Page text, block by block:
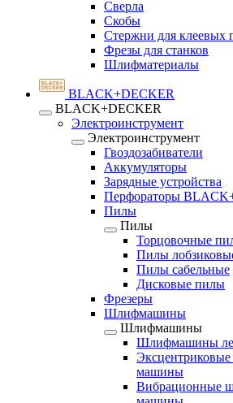
Сверла
Скобы
Стержни для клеевых
Фрезы для станков
Шлифматериалы
BLACK+DECKER
BLACK+DECKER
Электроинструмент
Электроинструмент
Гвоздозабиватели
Аккумуляторы
Зарядные устройства
Перфораторы
Пилы
Пилы
Торцовочные
Пилы
Пилы сабельные
Дисковые пилы
Фрезеры
Шлифмашины
Шлифмашины
Шлифмашины
машины
Вибрационные